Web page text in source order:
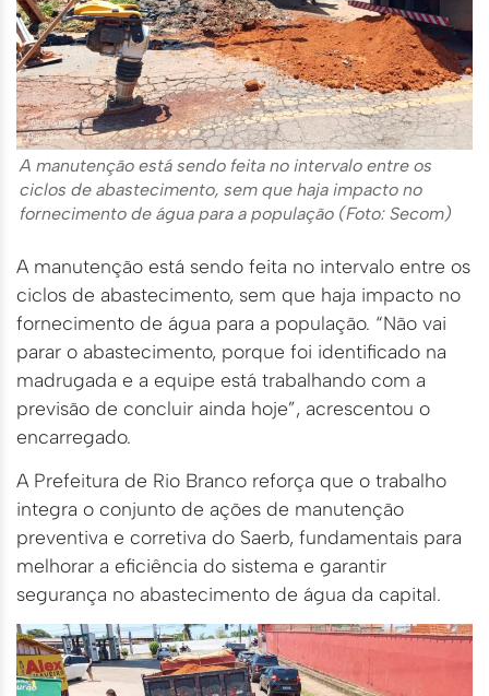
A manutenção está sendo feita no intervalo entre os
ciclos de abastecimento, sem que haja impacto no
fornecimento de água para a população (Foto: Secom)
A manutenção está sendo feita no intervalo entre os
ciclos de abastecimento, sem que haja impacto no
fornecimento de água para a população. “Não vai
parar o abastecimento, porque foi identificado na
madrugada e a equipe está trabalhando com a
previsão de concluir ainda hoje”, acrescentou o
encarregado.
A Prefeitura de Rio Branco reforça que o trabalho
integra o conjunto de ações de manutenção
preventiva e corretiva do Saerb, fundamentais para
melhorar a eficiência do sistema e garantir
segurança no abastecimento de água da capital.